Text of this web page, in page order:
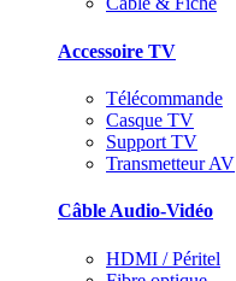
Accessoire TV
Télécommande
Casque TV
Support TV
Transmetteur AV
Câble Audio-Vidéo
HDMI / Péritel